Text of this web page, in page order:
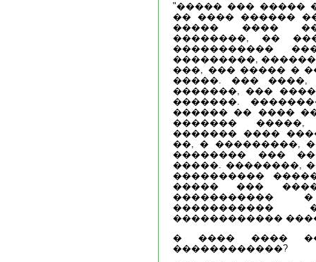
"����� ��� �����
�� ���� ������
����� ����
��������, ��
�����������
���������,
���, ��� ����� �
�����. ���
�������, ���
�������.
������ �� ����
�������
������� ����
��, � ���������,
�������� ���
�����. ��������,
����������
����� ���
�����������
������������
� ���� ����
������������?